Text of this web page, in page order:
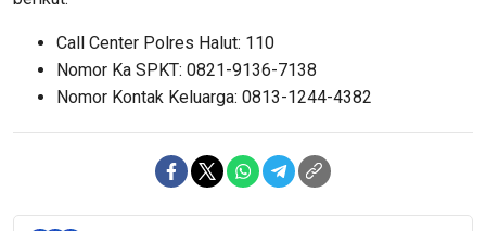
Call Center Polres Halut: 110
Nomor Ka SPKT: 0821-9136-7138
Nomor Kontak Keluarga: 0813-1244-4382